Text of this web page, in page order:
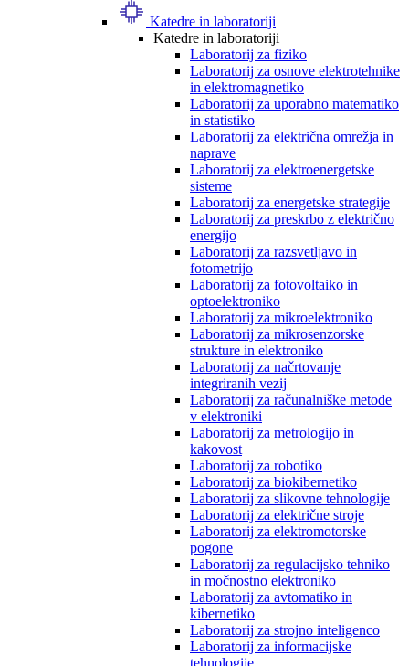
Katedre in laboratoriji
Katedre in laboratoriji
Laboratorij za fiziko
Laboratorij za osnove elektrotehnike
in elektromagnetiko
Laboratorij za uporabno matematiko
in statistiko
Laboratorij za električna omrežja in
naprave
Laboratorij za elektroenergetske
sisteme
Laboratorij za energetske strategije
Laboratorij za preskrbo z električno
energijo
Laboratorij za razsvetljavo in
fotometrijo
Laboratorij za fotovoltaiko in
optoelektroniko
Laboratorij za mikroelektroniko
Laboratorij za mikrosenzorske
strukture in elektroniko
Laboratorij za načrtovanje
integriranih vezij
Laboratorij za računalniške metode
v elektroniki
Laboratorij za metrologijo in
kakovost
Laboratorij za robotiko
Laboratorij za biokibernetiko
Laboratorij za slikovne tehnologije
Laboratorij za električne stroje
Laboratorij za elektromotorske
pogone
Laboratorij za regulacijsko tehniko
in močnostno elektroniko
Laboratorij za avtomatiko in
kibernetiko
Laboratorij za strojno inteligenco
Laboratorij za informacijske
tehnologije